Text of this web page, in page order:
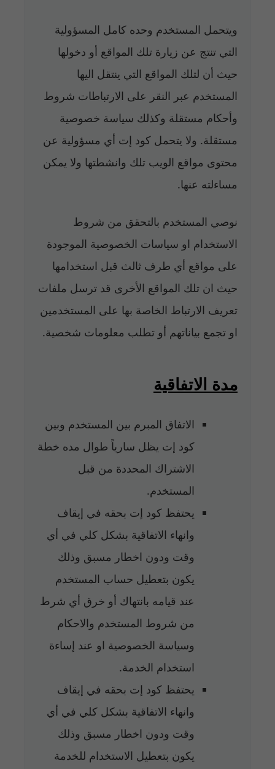
ويتحمل المستخدم وحده كامل المسؤولية
التي تنتج عن زيارة تلك المواقع أو دخولها
حيث أن لتلك المواقع التي ينتقل اليها
المستخدم عبر النقر على الارتباطات شروط
وأحكام مستقلة وكذلك سياسة خصوصية
مستقلة. ولا يتحمل كود إت أي مسؤولية عن
محتوى مواقع الويب تلك وانشطتها ولا يمكن
مساءلته عنها.
نوصي المستخدم بالتحقق من شروط
الاستخدام او سياسات الخصوصية الموجودة
على مواقع أي طرف ثالث قبل استخدامها
حيث ان تلك المواقع الأخرى قد ترسل ملفات
تعريف الارتباط الخاصة بها على المستخدمين
او تجمع بياناتهم أو تطلب معلومات شخصية.
مدة الاتفاقية
الاتفاق المبرم بين المستخدم وبين
كود إت يظل سارياً طوال مده خطة
الاشتراك المحددة من قبل
المستخدم.
يحتفظ كود إت بحقه في إيقاف
وانهاء الاتفاقية بشكل كلي في أي
وقت ودون اخطار مسبق وذلك
يكون بتعطيل حساب المستخدم
عند قيامه بانتهاك أو خرق أي شرط
من شروط المستخدم والاحكام
وسياسة الخصوصية او عند إساءة
استخدام الخدمة.
يحتفظ كود إت بحقه في إيقاف
وانهاء الاتفاقية بشكل كلي في أي
وقت ودون اخطار مسبق وذلك
يكون بتعطيل الاستخدام للخدمة